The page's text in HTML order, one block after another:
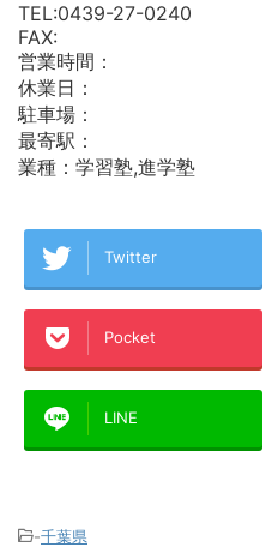
TEL:0439-27-0240
FAX:
営業時間：
休業日：
駐車場：
最寄駅：
業種：学習塾,進学塾
Twitter
Pocket
LINE
-千葉県